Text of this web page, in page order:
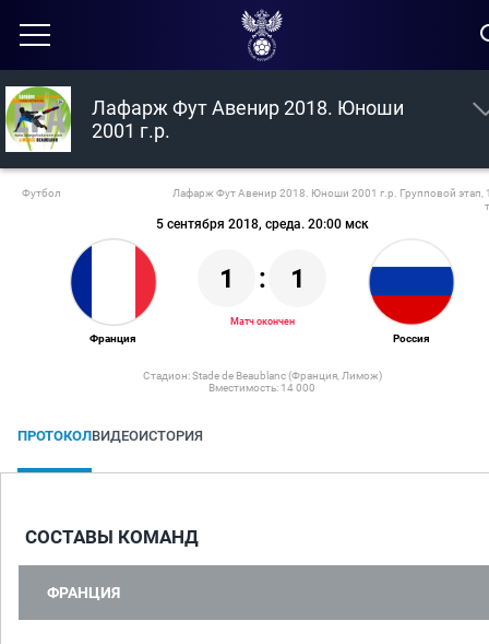
Лафарж Фут Авенир 2018. Юноши
2001 г.р.
Футбол
5 сентября 2018, среда. 20:00 мск
Лафарж Фут Авенир 2018. Юноши 2001 г.р. Групповой этап,
Франция
1 : 1
Матч окончен
Россия
Стадион: Stade de Beaublanc (Франция, Лимож)
Вместимость: 14 000
ПРОТОКОЛВИДЕОИСТОРИЯ
СОСТАВЫ КОМАНД
ФРАНЦИЯ